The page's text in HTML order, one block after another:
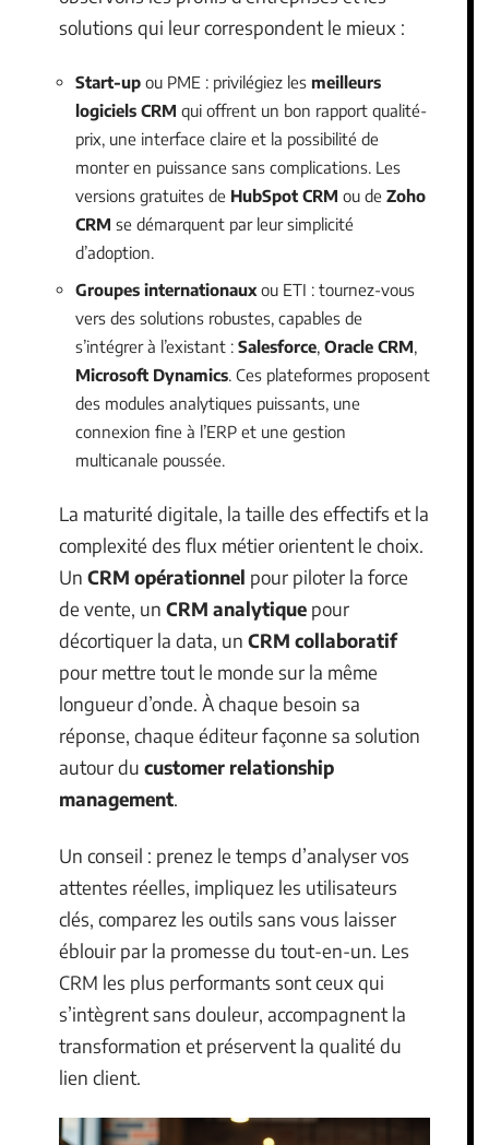
solutions qui leur correspondent le mieux :
Start-up ou PME : privilégiez les meilleurs
logiciels CRM qui offrent un bon rapport qualité-
prix, une interface claire et la possibilité de
monter en puissance sans complications. Les
versions gratuites de HubSpot CRM ou de Zoho
CRM se démarquent par leur simplicité
d’adoption.
Groupes internationaux ou ETI : tournez-vous
vers des solutions robustes, capables de
s’intégrer à l’existant : Salesforce, Oracle CRM,
Microsoft Dynamics. Ces plateformes proposent
des modules analytiques puissants, une
connexion fine à l’ERP et une gestion
multicanale poussée.
La maturité digitale, la taille des effectifs et la
complexité des flux métier orientent le choix.
Un CRM opérationnel pour piloter la force
de vente, un CRM analytique pour
décortiquer la data, un CRM collaboratif
pour mettre tout le monde sur la même
longueur d’onde. À chaque besoin sa
réponse, chaque éditeur façonne sa solution
autour du customer relationship
management.
Un conseil : prenez le temps d’analyser vos
attentes réelles, impliquez les utilisateurs
clés, comparez les outils sans vous laisser
éblouir par la promesse du tout-en-un. Les
CRM les plus performants sont ceux qui
s’intègrent sans douleur, accompagnent la
transformation et préservent la qualité du
lien client.